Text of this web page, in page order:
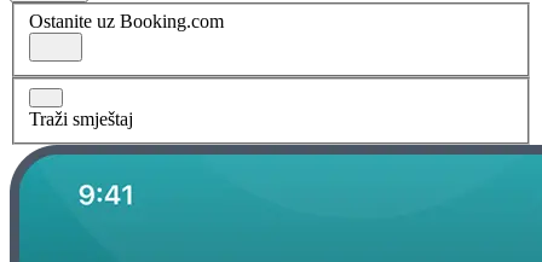
Ostanite uz Booking.com
Traži smještaj